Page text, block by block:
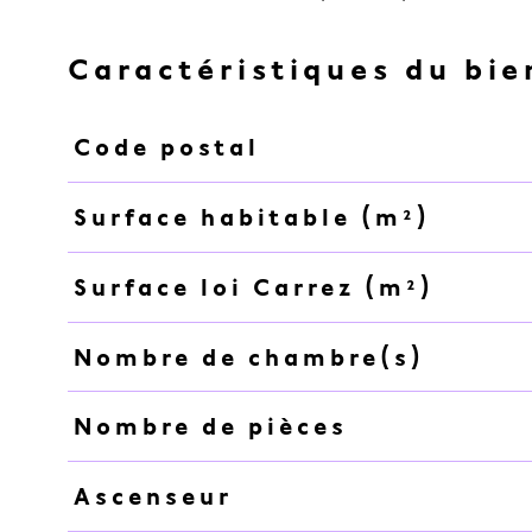
Caractéristiques du
Caractéristiques Valeurs
Code postal
Surface habitable (m²)
Surface loi Carrez (m²)
Nombre de chambre(s)
Nombre de pièces
Ascenseur